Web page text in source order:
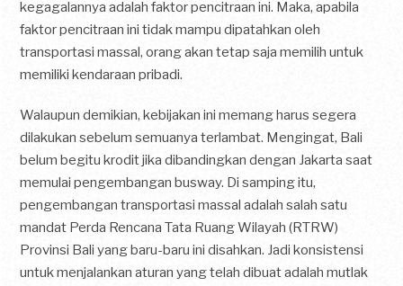
kegagalannya adalah faktor pencitraan ini. Maka, apabila
faktor pencitraan ini tidak mampu dipatahkan oleh
transportasi massal, orang akan tetap saja memilih untuk
memiliki kendaraan pribadi.
Walaupun demikian, kebijakan ini memang harus segera
dilakukan sebelum semuanya terlambat. Mengingat, Bali
belum begitu krodit jika dibandingkan dengan Jakarta saat
memulai pengembangan busway. Di samping itu,
pengembangan transportasi massal adalah salah satu
mandat Perda Rencana Tata Ruang Wilayah (RTRW)
Provinsi Bali yang baru-baru ini disahkan. Jadi konsistensi
untuk menjalankan aturan yang telah dibuat adalah mutlak